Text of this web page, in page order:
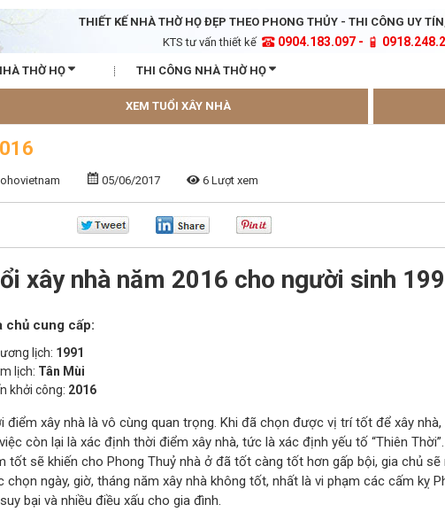
THIẾT KẾ NHÀ THỜ HỌ ĐẸP THEO PHONG THỦY - THI CÔNG UY
KTS tư vấn thiết kế
0904.183.097 -
THỜ HỌ THI CÔNG NHÀ THỜ HỌ
XEM TUỔI XÂY NHÀ
05/06/2017 6 Lượt xem
xây nhà năm 2016 cho người sinh
chủ cung cấp:
lịch: 1991
lịch: Tân Mùi
khởi công: 2016
điểm xây nhà là vô cùng quan trọng. Khi đã chọn được vị trí tốt để xây
còn lại là xác định thời điểm xây nhà, tức là xác định yếu tố “Thiên
tốt sẽ khiến cho Phong Thuỷ nhà ở đã tốt càng tốt hơn gấp bội, gia chủ
chọn ngày, giờ, tháng năm xây nhà không tốt, nhất là vi phạm các cấm kỵ
bại và nhiều điều xấu cho gia đình.